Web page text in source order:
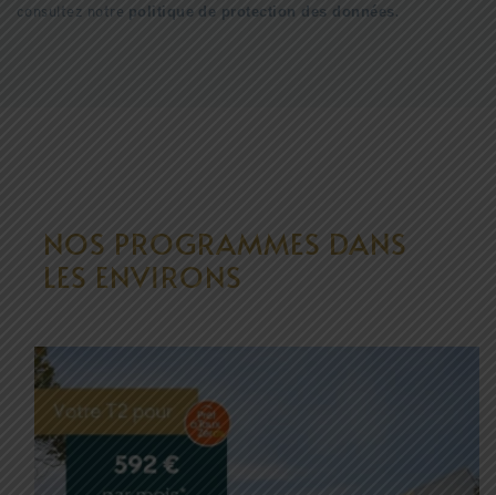
consultez notre politique de protection des données .
NOS PROGRAMMES DANS
LES ENVIRONS